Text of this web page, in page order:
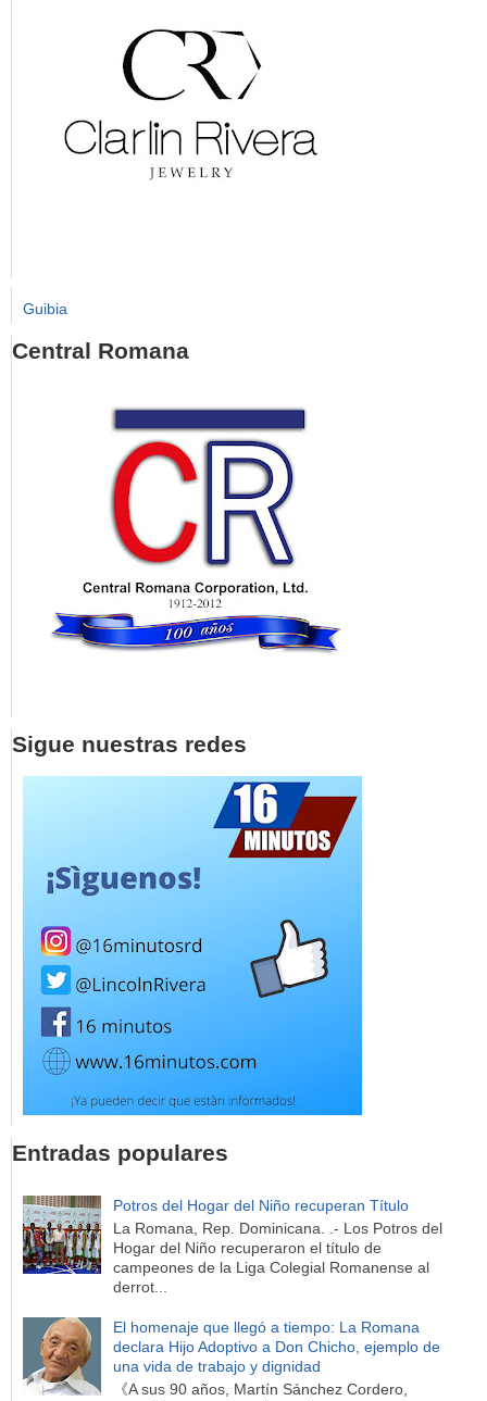
Guibia
Central Romana
Sigue nuestras redes
Entradas populares
Potros del Hogar del Niño recuperan Título
La Romana, Rep. Dominicana. .- Los Potros del
Hogar del Niño recuperaron el título de
campeones de la Liga Colegial Romanense al
derrot...
El homenaje que llegó a tiempo: La Romana
declara Hijo Adoptivo a Don Chicho, ejemplo de
una vida de trabajo y dignidad
《A sus 90 años, Martín Sánchez Cordero,